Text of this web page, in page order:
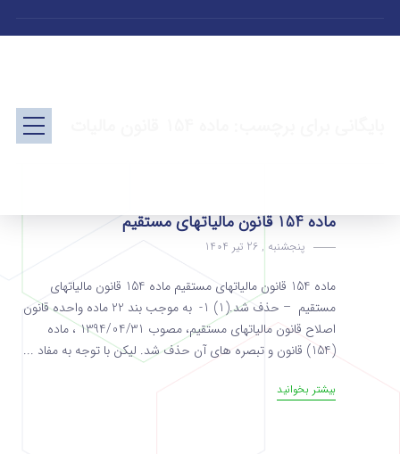
ماده 154 قانون مالیاتهای مستقیم
پنجشنبه , 26 تیر 1404
ماده 154 قانون مالیاتهای مستقیم ماده 154 قانون مالیاتهای
مستقیم – حذف شد.(1) 1- به موجب بند 22 ماده واحده قانون
اصلاح قانون مالیات­های مستقیم، مصوب 1394/04/31 ، ماده
(154) قانون و تبصره های آن حذف شد. لیکن با توجه به مفاد ...
بیشتر بخوانید